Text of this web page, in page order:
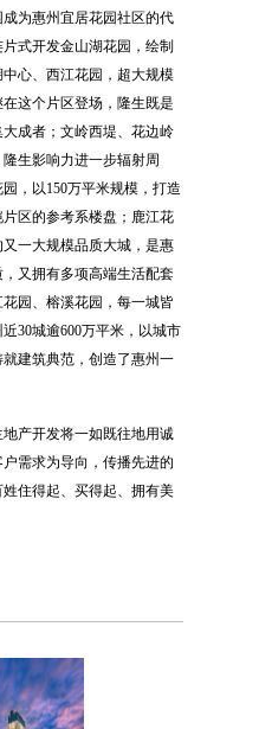
为惠州宜居花园社区的代
式开发金山湖花园，绘制
心、西江花园，超大规模
这个片区登场，隆生既是
成者；文岭西堤、花边岭
生影响力进一步辐射周
，以150万平⽶规模，打造
区的参考系楼盘；鹿江花
一大规模品质大城，是惠
又拥有多项高端生活配套
园、榕溪花园，每一城皆
30城逾600万平米，以城市
建筑典范，创造了惠州一
产开发将一如既往地用诚
需求为导向，传播先进的
住得起、买得起、拥有美